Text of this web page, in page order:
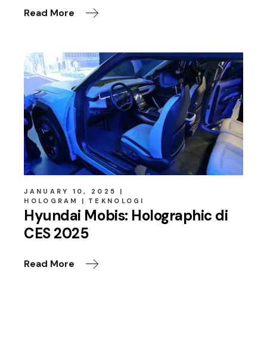
Read More
JANUARY 10, 2025
HOLOGRAM
TEKNOLOGI
Hyundai Mobis: Holographic di
CES 2025
Read More